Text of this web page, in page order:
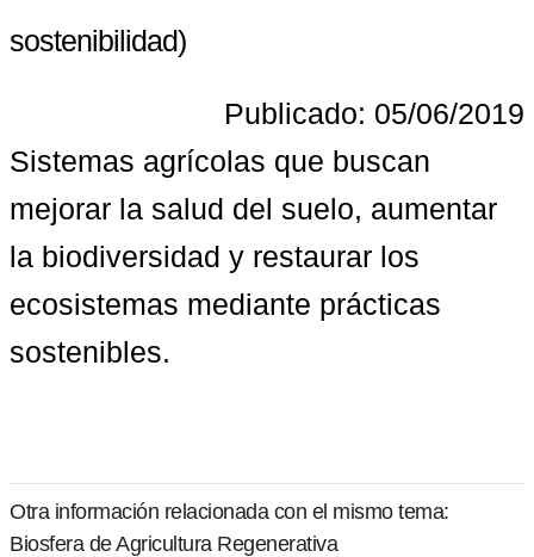
sostenibilidad)
Publicado: 05/06/2019
Sistemas agrícolas que buscan
mejorar la salud del suelo, aumentar
la biodiversidad y restaurar los
ecosistemas mediante prácticas
sostenibles.
Otra información relacionada con el mismo tema:
Biosfera de Agricultura Regenerativa